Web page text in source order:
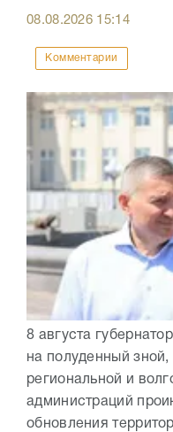
08.08.2026 15:14
Комментарии
8 августа
на полуденный
региональной и
администраций
обновления